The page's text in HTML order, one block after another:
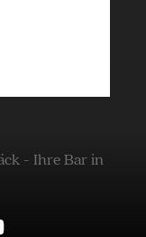
- Ihre Bar in